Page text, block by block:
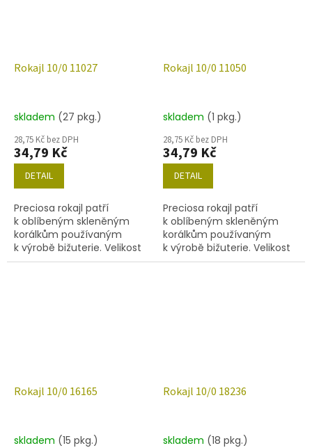
Rokajl 10/0 11027
skladem (27 pkg.)
28,75 Kč bez DPH
34,79 Kč
DETAIL
Preciosa rokajl patří
k oblíbeným skleněným
korálkům používaným
k výrobě bižuterie. Velikost
10/0 (2,2-2,4 mm), barva
Rokajl 10/0 11050
skladem (1 pkg.)
28,75 Kč bez DPH
34,79 Kč
DETAIL
Preciosa rokajl patří
k oblíbeným skleněným
korálkům používaným
k výrobě bižuterie. Velikost
10/0 (2,2-2,4mm), barva
Rokajl 10/0 16165
skladem (15 pkg.)
Rokajl 10/0 18236
skladem (18 pkg.)